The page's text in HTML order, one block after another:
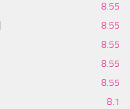
8.55
8.55
8.55
8.55
8.55
8.1